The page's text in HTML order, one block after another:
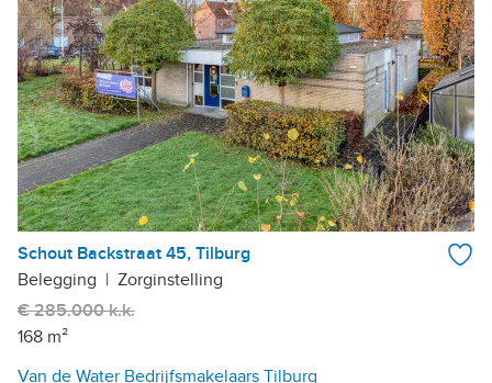
Schout Backstraat 45, Tilburg
Belegging | Zorginstelling
€ 285.000 k.k.
168 m²
Van de Water Bedrijfsmakelaars Tilburg